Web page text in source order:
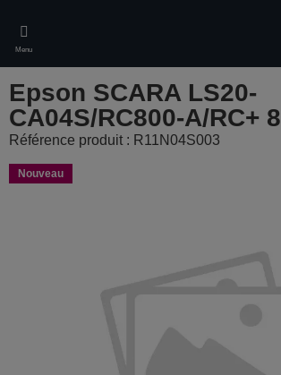
main
content
Menu
Epson SCARA LS20-
CA04S/RC800-A/RC+ 8
Référence produit : R11N04S003
Nouveau